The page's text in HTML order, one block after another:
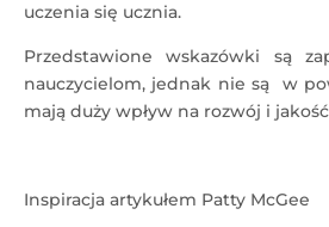
uczenia się ucznia.
Przedstawione wskazówki są
nauczycielom, jednak nie są w
mają duży wpływ na rozwój i
Inspiracja artykułem Patty McGee